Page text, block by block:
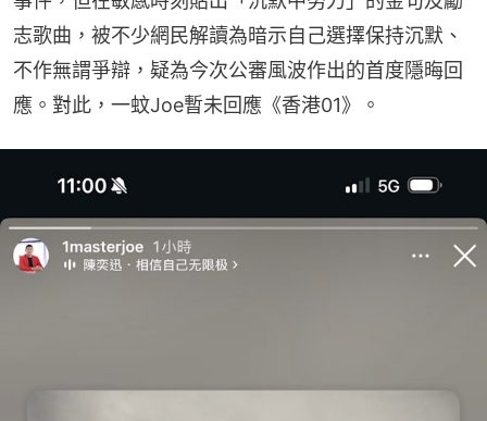
志歌曲，被不少網民解讀為暗示自己選擇保持沉默、
不作無謂爭辯，疑為今次公審風波作出的首度隱晦回
應。對此，一蚊Joe暫未回應《香港01》。